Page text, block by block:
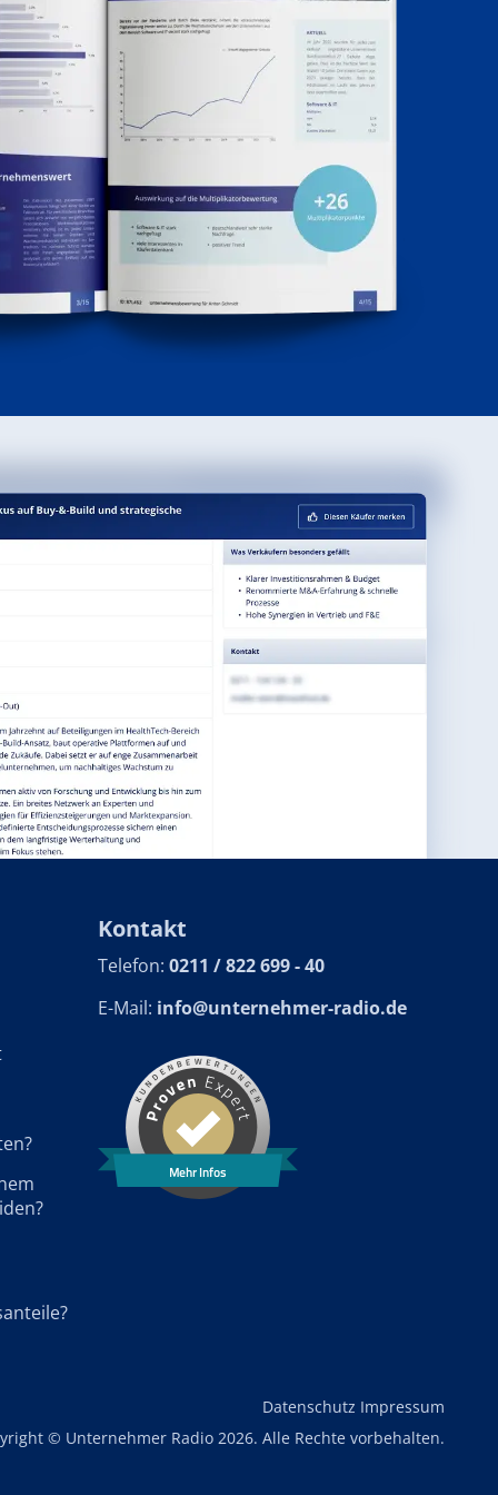
Kontakt
Telefon: 0211 / 822 699 - 40
E-Mail: info@unternehmer-radio.de
Mehr Infos
Datenschutz Impressum
© Unternehmer Radio 2026. Alle Rechte vorbehalten.